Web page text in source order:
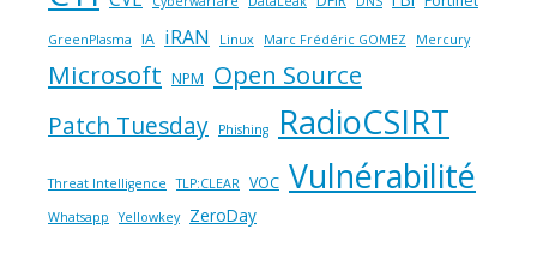
GreenPlasma IA iRAN Linux Marc Frédéric GOMEZ Mercury
Microsoft NPM Open Source
Patch Tuesday Phishing RadioCSIRT
Threat Intelligence TLP:CLEAR VOC Vulnérabilité
Whatsapp Yellowkey ZeroDay